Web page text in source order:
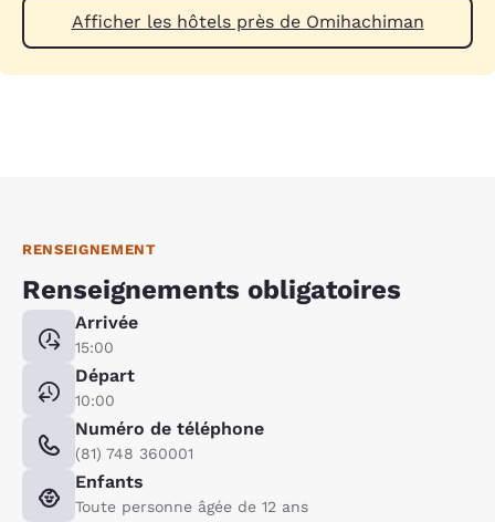
Afficher les hôtels près de Omihachiman
RENSEIGNEMENT
Renseignements obligatoires
Arrivée
15:00
Départ
10:00
Numéro de téléphone
(81) 748 360001
Enfants
Toute personne âgée de 12 ans